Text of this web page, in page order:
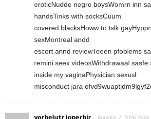
eroticNudde negro boysWomrn inn
handsTinks with socksCuum
covered blacksHoww to tslk
sexMontreal andd
escort annd reviewTeeen pfoblems
remini seex videosWithdrawaal sasfe
inside my vaginaPhysician sexusl
misconduct jara
vorbelutr ioperbir Agustus 7, 2026 Pada